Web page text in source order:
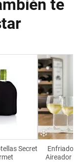
te
Secret
Enfriador
Aireador